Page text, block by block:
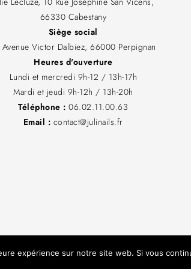
66330 Cabestany
Siège social
Avenue Victor Dalbiez, 66000 Perpignan
Heures d'ouverture
Lundi et mercredi 9h-12 / 13h-17h
Mardi et jeudi 9h-12h / 13h-20h
Téléphone : 06.02.11.00.63
Email : contact@julinails.fr
–CGV
expérience sur notre site web. Si vous